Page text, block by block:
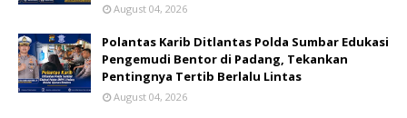
August 04, 2026
Polantas Karib Ditlantas Polda Sumbar Edukasi
Pengemudi Bentor di Padang, Tekankan
Pentingnya Tertib Berlalu Lintas
August 04, 2026